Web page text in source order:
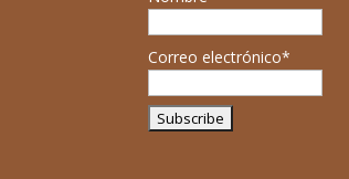
Correo electrónico*